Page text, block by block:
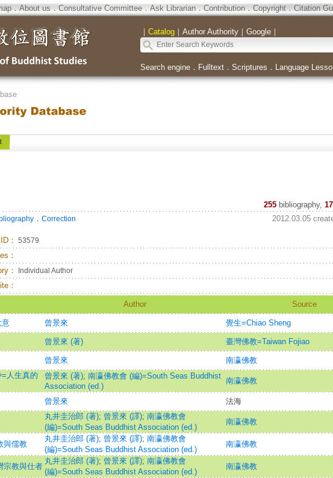
．About us．Consultative Committee．Ask Librarian．Contribution．Copyright．Citation
｜ Catalog｜ Author Authority｜ Google｜
Search engine． Fulltext． Scriptures ． Language
255 bibliography,
． Correction 2012.03.05
ID： 53579
：
：
Individual Author
：
Author Source
意 曾景來 覺生=Chiao Sheng
曾景來 (著) 臺灣佛教=Taiwan Fojiao
曾景來 南瀛佛教
人生真的
曾景來 (著); 南瀛佛教會 (編)=South Seas Buddhist
Association (ed.)
南瀛佛教
曾景來 法海
丸井圭治郎 (著); 曾景來 (譯); 南瀛佛教會
(編)=South Seas Buddhist Association (ed.)
南瀛佛教
與儒教
丸井圭治郎 (著); 曾景來 (譯); 南瀛佛教會
(編)=South Seas Buddhist Association (ed.)
南瀛佛教
宗教與仕者
丸井圭治郎 (著); 曾景來 (譯); 南瀛佛教會
(編)=South Seas Buddhist Association (ed.)
南瀛佛教